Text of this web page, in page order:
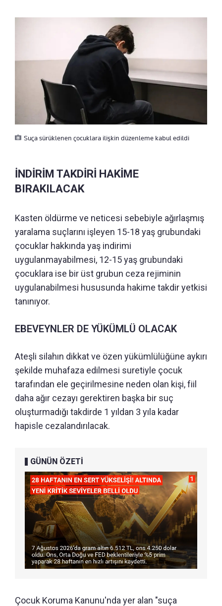
Suça sürüklenen çocuklara ilişkin düzenleme kabul edildi
İNDİRİM TAKDİRİ HAKİME
BIRAKILACAK
Kasten öldürme ve neticesi sebebiyle ağırlaşmış
yaralama suçlarını işleyen 15-18 yaş grubundaki
çocuklar hakkında yaş indirimi
uygulanmayabilmesi, 12-15 yaş grubundaki
çocuklara ise bir üst grubun ceza rejiminin
uygulanabilmesi hususunda hakime takdir yetkisi
tanınıyor.
EBEVEYNLER DE YÜKÜMLÜ OLACAK
Ateşli silahın dikkat ve özen yükümlülüğüne aykırı
şekilde muhafaza edilmesi suretiyle çocuk
tarafından ele geçirilmesine neden olan kişi, fiil
daha ağır cezayı gerektiren başka bir suç
oluşturmadığı takdirde 1 yıldan 3 yıla kadar
hapisle cezalandırılacak.
GÜNÜN ÖZETİ
Çocuk Koruma Kanunu'nda yer alan "suça